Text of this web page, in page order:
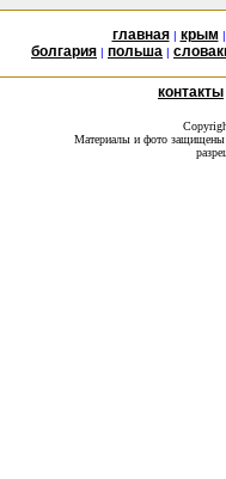
главная| крым
болгария | польша |
контакты
Материалы и фото защищены